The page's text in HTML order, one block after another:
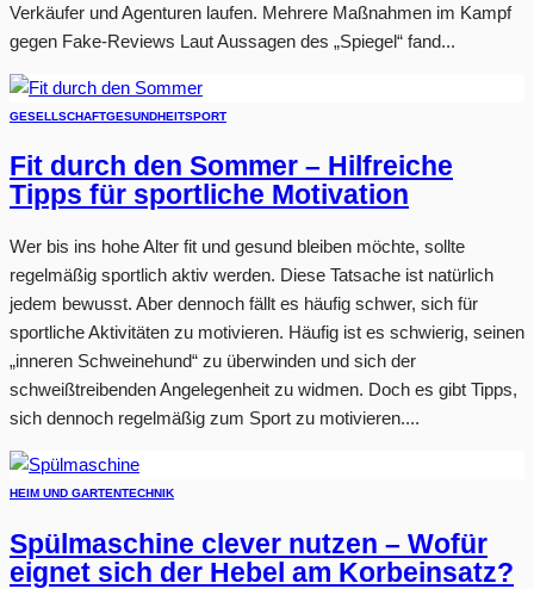
Verkäufer und Agenturen laufen. Mehrere Maßnahmen im Kampf
gegen Fake-Reviews Laut Aussagen des „Spiegel“ fand...
GESELLSCHAFTGESUNDHEITSPORT
Fit durch den Sommer – Hilfreiche
Tipps für sportliche Motivation
Wer bis ins hohe Alter fit und gesund bleiben möchte, sollte
regelmäßig sportlich aktiv werden. Diese Tatsache ist natürlich
jedem bewusst. Aber dennoch fällt es häufig schwer, sich für
sportliche Aktivitäten zu motivieren. Häufig ist es schwierig, seinen
„inneren Schweinehund“ zu überwinden und sich der
schweißtreibenden Angelegenheit zu widmen. Doch es gibt Tipps,
sich dennoch regelmäßig zum Sport zu motivieren....
HEIM UND GARTENTECHNIK
Spülmaschine clever nutzen – Wofür
eignet sich der Hebel am Korbeinsatz?